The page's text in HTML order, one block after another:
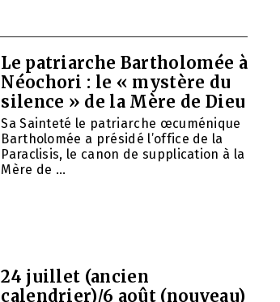
Le patriarche Bartholomée à
Néochori : le « mystère du
silence » de la Mère de Dieu
Sa Sainteté le patriarche œcuménique
Bartholomée a présidé l’office de la
Paraclisis, le canon de supplication à la
Mère de ...
24 juillet (ancien
calendrier)/6 août (nouveau)